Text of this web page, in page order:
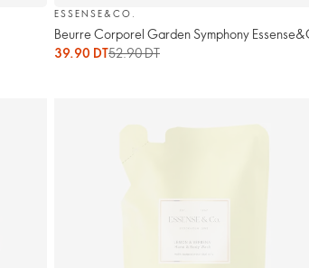
ESSENSE&CO.
Beurre Corporel Garden Symphony
39.90 DT52.90 DT